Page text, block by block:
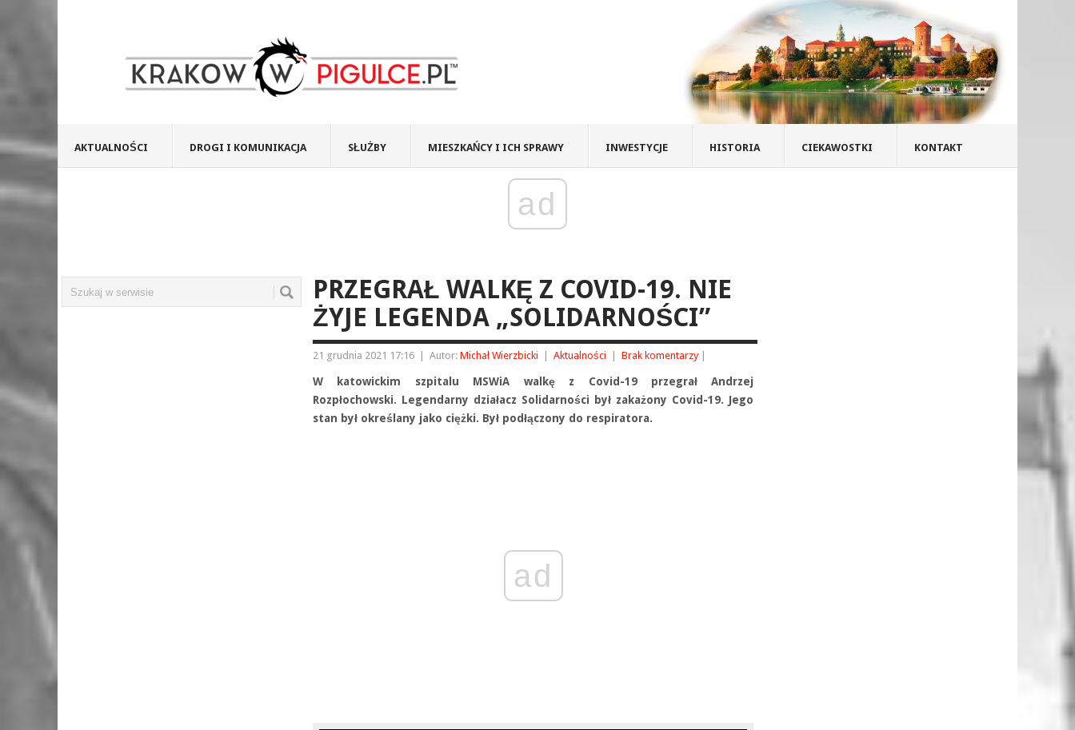
AKTUALNOŚCI DROGI I KOMUNIKACJA SŁUŻBY MIESZKAŃCY I ICH SPRAWY INWESTYCJE HISTORIA CIEKAWOSTKI KONTAKT
ad
PRZEGRAŁ WALKĘ Z COVID-19. NIE
ŻYJE LEGENDA „SOLIDARNOŚCI”
21 grudnia 2021 17:16 Autor: Michał Wierzbicki Aktualności Brak komentarzy
W katowickim szpitalu MSWiA walkę z Covid-19 przegrał Andrzej
Rozpłochowski. Legendarny działacz Solidarności był zakażony Covid-19. Jego
stan był określany jako ciężki. Był podłączony do respiratora.
ad